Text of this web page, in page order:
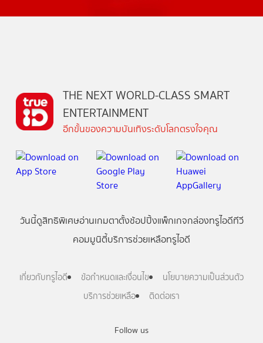
Follow us
THE NEXT WORLD-CLASS SMART
ENTERTAINMENT
อีกขั้นของความบันเทิงระดับโลกตรงใจคุณ
วันนี้ดูสิทธิพิเศษอ่านเกมตาตั้งช้อปปิ้งแพ็กเกจกล่องทรูไอดีทีวี
คอมมูนิตี้บริการช่วยเหลือทรูไอดี
เกี่ยวกับทรูไอดี ข้อกำหนดและเงื่อนไข
นโยบายความเป็นส่วนตัว
บริการช่วยเหลือ
ติดต่อเรา